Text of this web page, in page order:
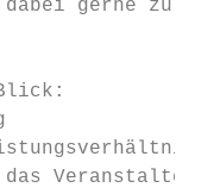
dabei gerne zur
Blick:
das